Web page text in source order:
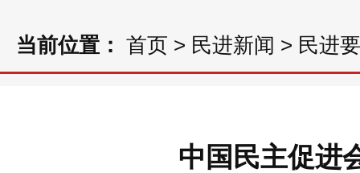
当前位置： 首页 > 民进新闻 > 民进
中国民主促进